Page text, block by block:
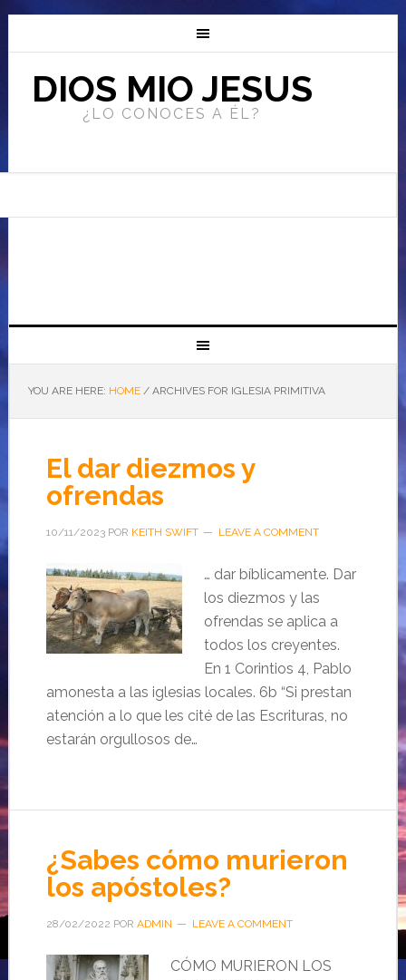
DIOS MIO JESUS
¿LO CONOCES A ÉL?
YOU ARE HERE: HOME /ARCHIVES FOR IGLESIA PRIMITIVA
El dar diezmos y
ofrendas
10/11/2023POR KEITH SWIFT LEAVE A COMMENT
… dar bíblicamente. Dar
los diezmos y las
ofrendas se aplica a
todos los creyentes.
En 1 Corintios 4, Pablo
amonesta a las iglesias locales. 6b “Si prestan
atención a lo que les cité de las Escrituras, no
estarán orgullosos de…
¿Sabes cómo murieron
los apóstoles?
28/02/2022 POR ADMIN LEAVE A COMMENT
CÓMO MURIERON LOS